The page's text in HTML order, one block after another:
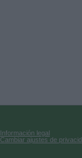
Información legal
Cambiar ajustes de